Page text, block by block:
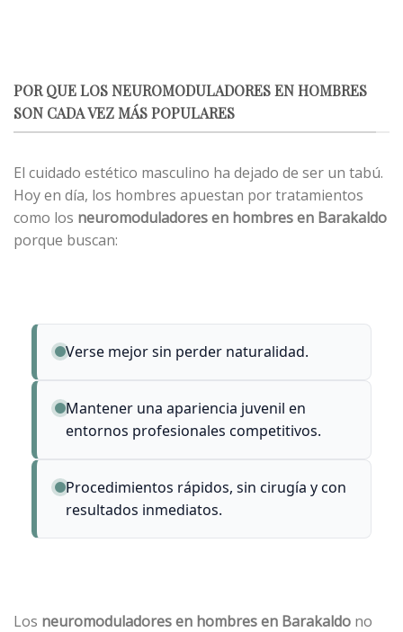
POR QUE LOS NEUROMODULADORES EN HOMBRES
SON CADA VEZ MÁS POPULARES
El cuidado estético masculino ha dejado de ser un tabú.
Hoy en día, los hombres apuestan por tratamientos
como los neuromoduladores en hombres en Barakaldo
porque buscan:
Verse mejor sin perder naturalidad.
Mantener una apariencia juvenil en
entornos profesionales competitivos.
Procedimientos rápidos, sin cirugía y con
resultados inmediatos.
Los neuromoduladoresen hombres en Barakaldo no